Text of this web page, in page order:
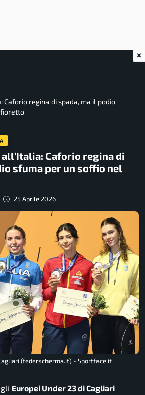
Caforio regina di spada, ma il podio
Caforio regina di
sfuma per un soffio nel
25 Aprile 2026
(federscherma.it) - Sportface.it
Europei Under 23 di Cagliari
×